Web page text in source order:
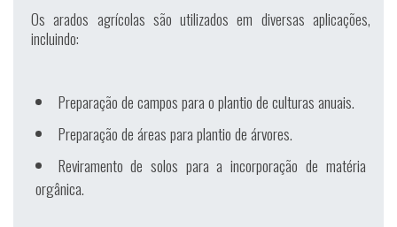
Os arados agrícolas são utilizados em diversas aplicações,
incluindo:
Preparação de campos para o plantio de culturas anuais.
Preparação de áreas para plantio de árvores.
Reviramento de solos para a incorporação de matéria
orgânica.